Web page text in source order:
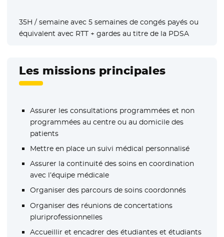
35H / semaine avec 5 semaines de congés payés ou
équivalent avec RTT + gardes au titre de la PDSA
Les missions principales
Assurer les consultations programmées et non
programmées au centre ou au domicile des
patients
Mettre en place un suivi médical personnalisé
Assurer la continuité des soins en coordination
avec l’équipe médicale
Organiser des parcours de soins coordonnés
Organiser des réunions de concertations
pluriprofessionnelles
Accueillir et encadrer des étudiantes et étudiants